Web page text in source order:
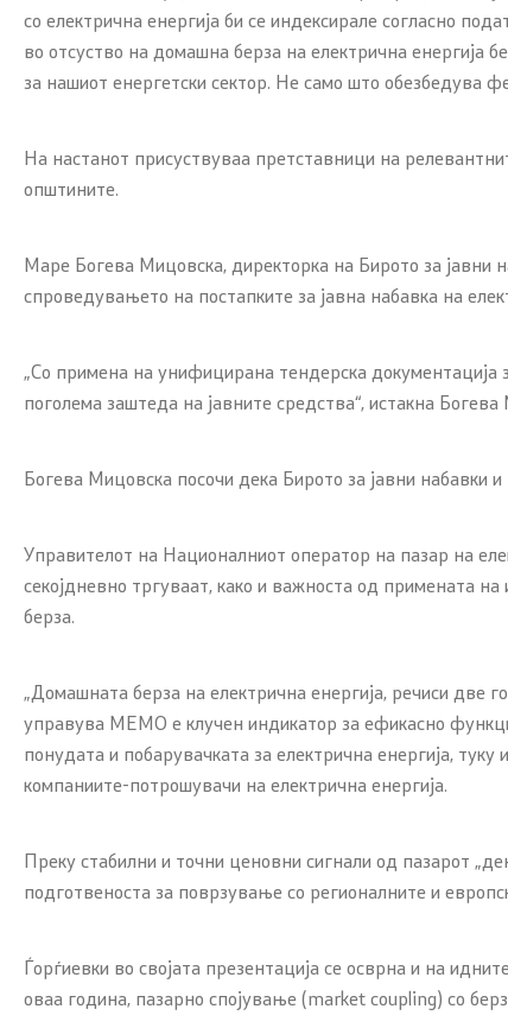
со електрична енергија би се индексирале согласно
во отсуство на домашна берза на електрична енергија
за нашиот енергетски сектор. Не само што обезбедува
На настанот присуствуваа претставници на
општините.
Маре Богева Мицовска, директорка на Бирото за јавни
спроведувањето на постапките за јавна набавка на
„Со примена на унифицирана тендерска документација
поголема заштеда на јавните средства“, истакна
Богева Мицовска посочи дека Бирото за јавни набавки
Управителот на Националниот оператор на пазар на
секојдневно тргуваат, како и важноста од примената
берза.
„Домашната берза на електрична енергија, речиси две
управува МЕМО е клучен индикатор за ефикасно
понудата и побарувачката за електрична енергија,
компаниите-потрошувачи на електрична енергија.
Преку стабилни и точни ценовни сигнали од пазарот
подготвеноста за поврзување со регионалните и
Ѓорѓиевки во својата презентација се осврна и на
оваа година, пазарно спојување (market coupling) со